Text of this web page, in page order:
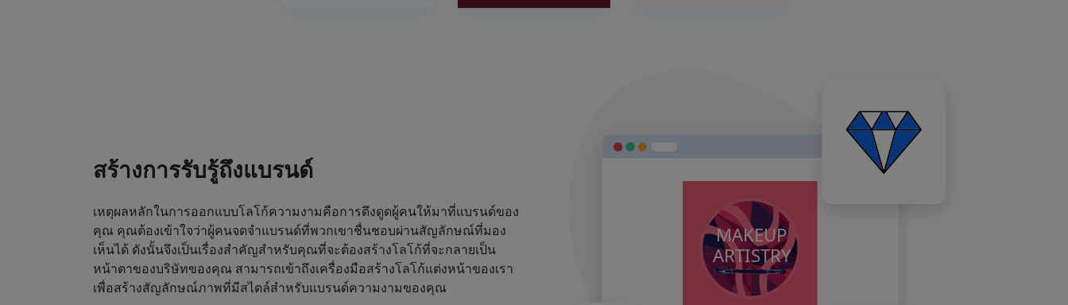
สร้างการรับรู้ถึงแบรนด์
เหตุผลหลักในการออกแบบโลโก้ความงามคือการดึงดูดผู้คนให้มาที่แบรนด์ของ
คุณ คุณต้องเข้าใจว่าผู้คนจดจำแบรนด์ที่พวกเขาชื่นชอบผ่านสัญลักษณ์ที่มอง
เห็นได้ ดังนั้นจึงเป็นเรื่องสำคัญสำหรับคุณที่จะต้องสร้างโลโก้ที่จะกลายเป็น
หน้าตาของบริษัทของคุณ สามารถเข้าถึงเครื่องมือสร้างโลโก้แต่งหน้าของเรา
เพื่อสร้างสัญลักษณ์ภาพที่มีสไตล์สำหรับแบรนด์ความงามของคุณ